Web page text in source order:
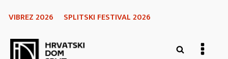
VIBREZ 2026 SPLITSKI FESTIVAL 2026